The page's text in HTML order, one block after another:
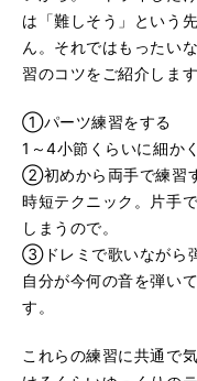
は「難しそう」という
ん。それではもったい
習のコツをご紹介します
①パーツ練習をする
1～4小節くらいに細か
②初めから両手で練習
時短テクニック。片手
しまうので。
③ドレミで歌いながら
自分が今何の音を弾い
す。
これらの練習に共通で